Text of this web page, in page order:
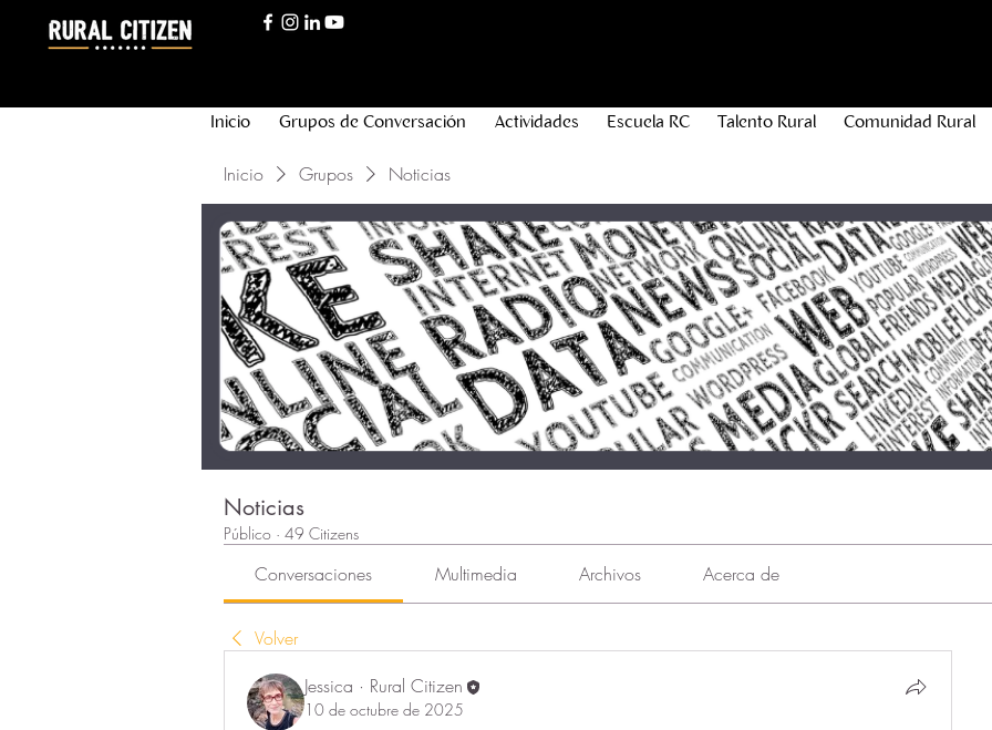
Inicio Grupos de Conversación Actividades Escuela RC Talento Rural Comunidad Rural
Inicio Grupos Noticias
Noticias
Público · 49 Citizens
Conversaciones Multimedia Archivos Acerca de
Volver
Jessica · Rural Citizen
10 de octubre de 2025